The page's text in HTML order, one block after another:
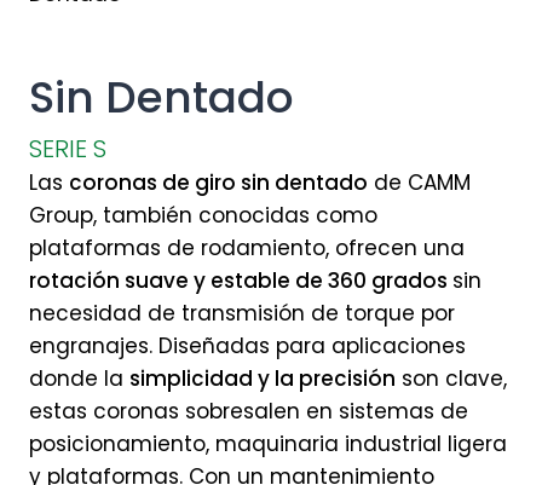
Sin Dentado
SERIE S
Las coronas de giro sin dentado de CAMM
Group, también conocidas como
plataformas de rodamiento, ofrecen una
rotación suave y estable de 360 grados sin
necesidad de transmisión de torque por
engranajes. Diseñadas para aplicaciones
donde la simplicidad y la precisión son clave,
estas coronas sobresalen en sistemas de
posicionamiento, maquinaria industrial ligera
y plataformas. Con un mantenimiento